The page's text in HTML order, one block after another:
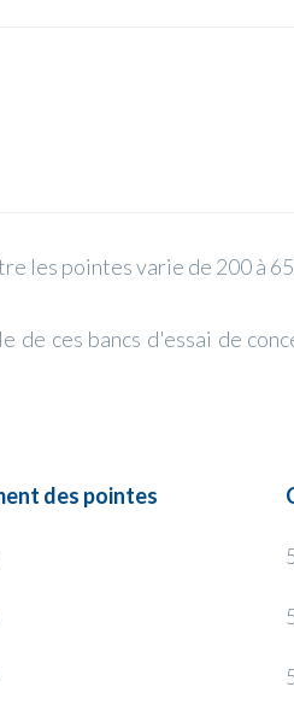
les pointes varie de 200 à
de ces bancs d'essai de
des pointes